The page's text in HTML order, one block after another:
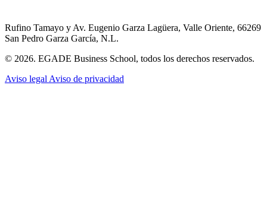
Rufino Tamayo y Av. Eugenio Garza Lagüera, Valle Oriente, 66269
San Pedro Garza García, N.L.
© 2026. EGADE Business School, todos los derechos reservados.
Aviso legal Aviso de privacidad